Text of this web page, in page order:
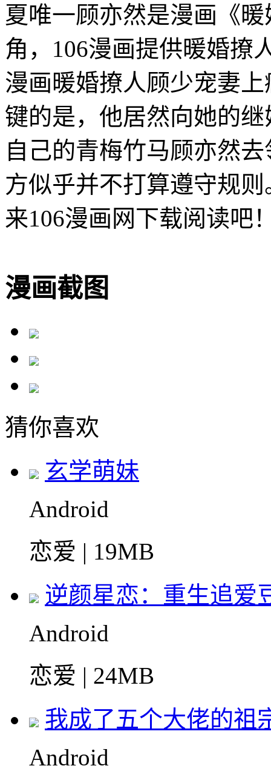
夏唯一顾亦然是漫画《
角，106漫画提供暖婚撩
漫画暖婚撩人顾少宠妻
键的是，他居然向她的
自己的青梅竹马顾亦然
方似乎并不打算遵守规
来106漫画网下载阅读吧
漫画截图
猜你喜欢
玄学萌妹
Android
恋爱 | 19MB
逆颜星恋：重生追爱
Android
恋爱 | 24MB
我成了五个大佬的祖
Android